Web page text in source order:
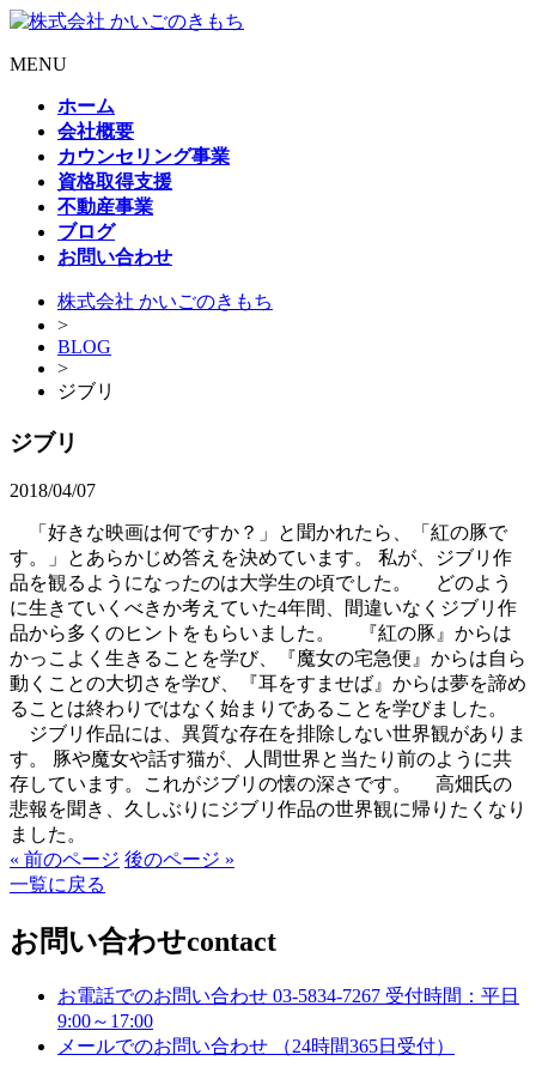
MENU
ホーム
会社概要
カウンセリング事業
資格取得支援
不動産事業
ブログ
お問い合わせ
株式会社 かいごのきもち
>
BLOG
>
ジブリ
ジブリ
2018/04/07
「好きな映画は何ですか？」と聞かれたら、「紅の豚で
す。」とあらかじめ答えを決めています。 私が、ジブリ作
品を観るようになったのは大学生の頃でした。 どのよう
に生きていくべきか考えていた4年間、間違いなくジブリ作
品から多くのヒントをもらいました。 『紅の豚』からは
かっこよく生きることを学び、『魔女の宅急便』からは自ら
動くことの大切さを学び、『耳をすませば』からは夢を諦め
ることは終わりではなく始まりであることを学びました。
ジブリ作品には、異質な存在を排除しない世界観がありま
す。 豚や魔女や話す猫が、人間世界と当たり前のように共
存しています。これがジブリの懐の深さです。 高畑氏の
悲報を聞き、久しぶりにジブリ作品の世界観に帰りたくなり
ました。
« 前のページ 後のページ »
一覧に戻る
お問い合わせcontact
お電話でのお問い合わせ 03-5834-7267 受付時間：平日
9:00～17:00
メールでのお問い合わせ
（24時間365日受付）